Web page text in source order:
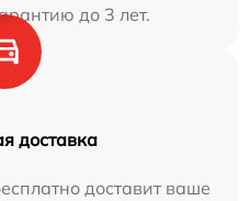
до 3 лет.
доставка
доставит ваше